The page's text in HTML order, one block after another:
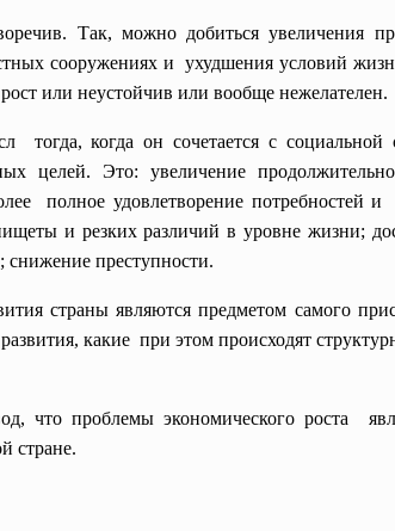
Так, можно добиться увеличения
сооружениях и ухудшения условий
или неустойчив или вообще нежелателен.
тогда, когда он сочетается с
целей. Это: увеличение
полное удовлетворение потребностей и
и резких различий в уровне жизни;
снижение преступности.
страны являются предметом самого
какие при этом происходят
что проблемы экономического роста
стране.